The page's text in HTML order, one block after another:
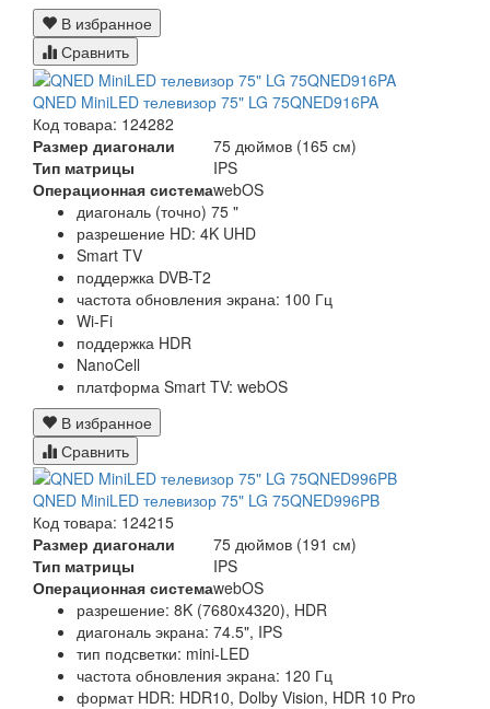
В избранное
Сравнить
QNED MiniLED телевизор 75" LG 75QNED916PA
Код товара: 124282
Размер диагонали
75 дюймов (165 см)
Тип матрицы
IPS
Операционная системаwebOS
диагональ (точно) 75 "
разрешение HD: 4K UHD
Smart TV
поддержка DVB-T2
частота обновления экрана: 100 Гц
Wi-Fi
поддержка HDR
NanoCell
платформа Smart TV: webOS
В избранное
Сравнить
QNED MiniLED телевизор 75" LG 75QNED996PB
Код товара: 124215
Размер диагонали
75 дюймов (191 см)
Тип матрицы
IPS
Операционная системаwebOS
разрешение: 8K (7680x4320), HDR
диагональ экрана: 74.5", IPS
тип подсветки: mini-LED
частота обновления экрана: 120 Гц
формат HDR: HDR10, Dolby Vision, HDR 10 Pro